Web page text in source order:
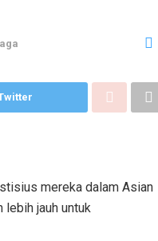
mereka dalam Asian
lebih jauh untuk